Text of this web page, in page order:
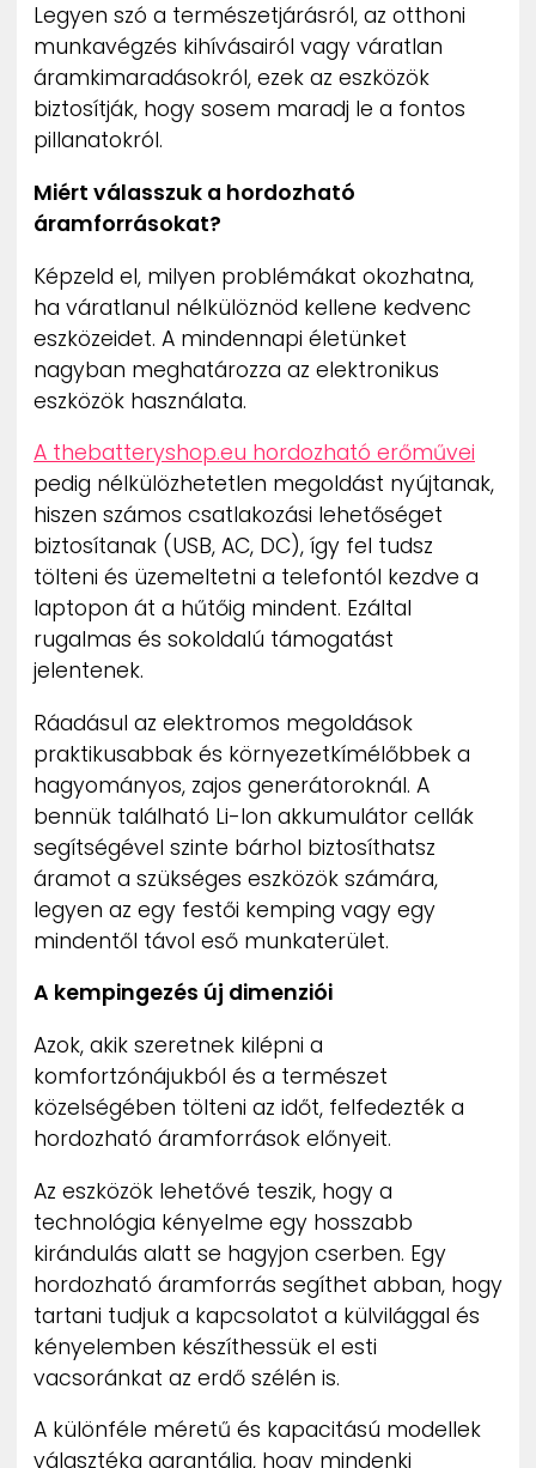
Legyen szó a természetjárásról, az otthoni
munkavégzés kihívásairól vagy váratlan
áramkimaradásokról, ezek az eszközök
biztosítják, hogy sosem maradj le a fontos
pillanatokról.
Miért válasszuk a hordozható
áramforrásokat?
Képzeld el, milyen problémákat okozhatna,
ha váratlanul nélkülöznöd kellene kedvenc
eszközeidet. A mindennapi életünket
nagyban meghatározza az elektronikus
eszközök használata.
A thebatteryshop.eu hordozható erőművei
pedig nélkülözhetetlen megoldást nyújtanak,
hiszen számos csatlakozási lehetőséget
biztosítanak (USB, AC, DC), így fel tudsz
tölteni és üzemeltetni a telefontól kezdve a
laptopon át a hűtőig mindent. Ezáltal
rugalmas és sokoldalú támogatást
jelentenek.
Ráadásul az elektromos megoldások
praktikusabbak és környezetkímélőbbek a
hagyományos, zajos generátoroknál. A
bennük található Li-Ion akkumulátor cellák
segítségével szinte bárhol biztosíthatsz
áramot a szükséges eszközök számára,
legyen az egy festői kemping vagy egy
mindentől távol eső munkaterület.
A kempingezés új dimenziói
Azok, akik szeretnek kilépni a
komfortzónájukból és a természet
közelségében tölteni az időt, felfedezték a
hordozható áramforrások előnyeit.
Az eszközök lehetővé teszik, hogy a
technológia kényelme egy hosszabb
kirándulás alatt se hagyjon cserben. Egy
hordozható áramforrás segíthet abban, hogy
tartani tudjuk a kapcsolatot a külvilággal és
kényelemben készíthessük el esti
vacsoránkat az erdő szélén is.
A különféle méretű és kapacitású modellek
választéka garantálja, hogy mindenki